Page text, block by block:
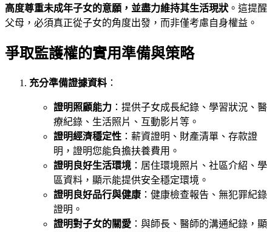
高度尊重未成年子女的意願，並盡力維持其生活現狀 。這提醒
父母，必須真正從子女的角度出發，而非僅考慮自身權益。
爭取監護權的實用準備與策略
充分準備證據資料 ：
證明照顧能力 ：提供子女成長紀錄、學習狀況、醫
療紀錄、生活照片、互動影片等。
證明經濟穩定性 ：薪資證明、財產清單、存款證
明，證明您能負擔扶養費用。
證明良好生活環境 ：居住環境照片、社區介紹、學
區資料，顯示能提供安全穩定環境。
證明良好品行與健康 ：健康檢查報告、無犯罪紀錄
證明。
證明對子女的關愛 ：與師長、醫師的溝通紀錄，顯